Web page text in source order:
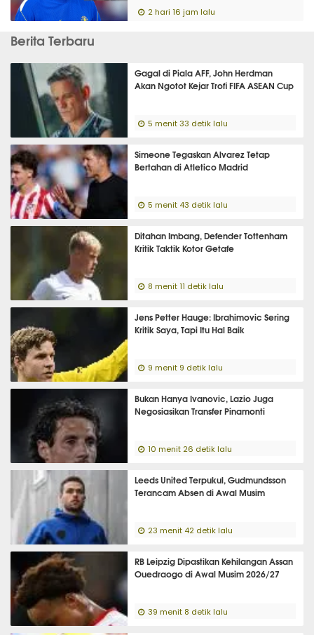
2 hari 16 jam lalu
Berita Terbaru
Gagal di Piala AFF, John Herdman
Akan Ngotot Kejar Trofi FIFA ASEAN Cup
5 menit 33 detik lalu
Simeone Tegaskan Alvarez Tetap
Bertahan di Atletico Madrid
5 menit 43 detik lalu
Ditahan Imbang, Defender Tottenham
Kritik Taktik Kotor Getafe
8 menit 11 detik lalu
Jens Petter Hauge: Ibrahimovic Sering
Kritik Saya, Tapi Itu Hal Baik
9 menit 9 detik lalu
Bukan Hanya Ivanovic, Lazio Juga
Negosiasikan Transfer Pinamonti
10 menit 26 detik lalu
Leeds United Terpukul, Gudmundsson
Terancam Absen di Awal Musim
23 menit 42 detik lalu
RB Leipzig Dipastikan Kehilangan Assan
Ouedraogo di Awal Musim 2026/27
39 menit 8 detik lalu